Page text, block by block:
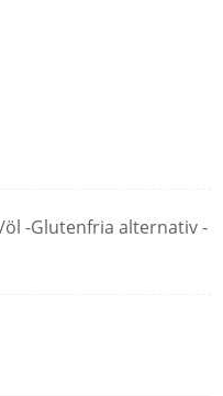
-Glutenfria alternativ -